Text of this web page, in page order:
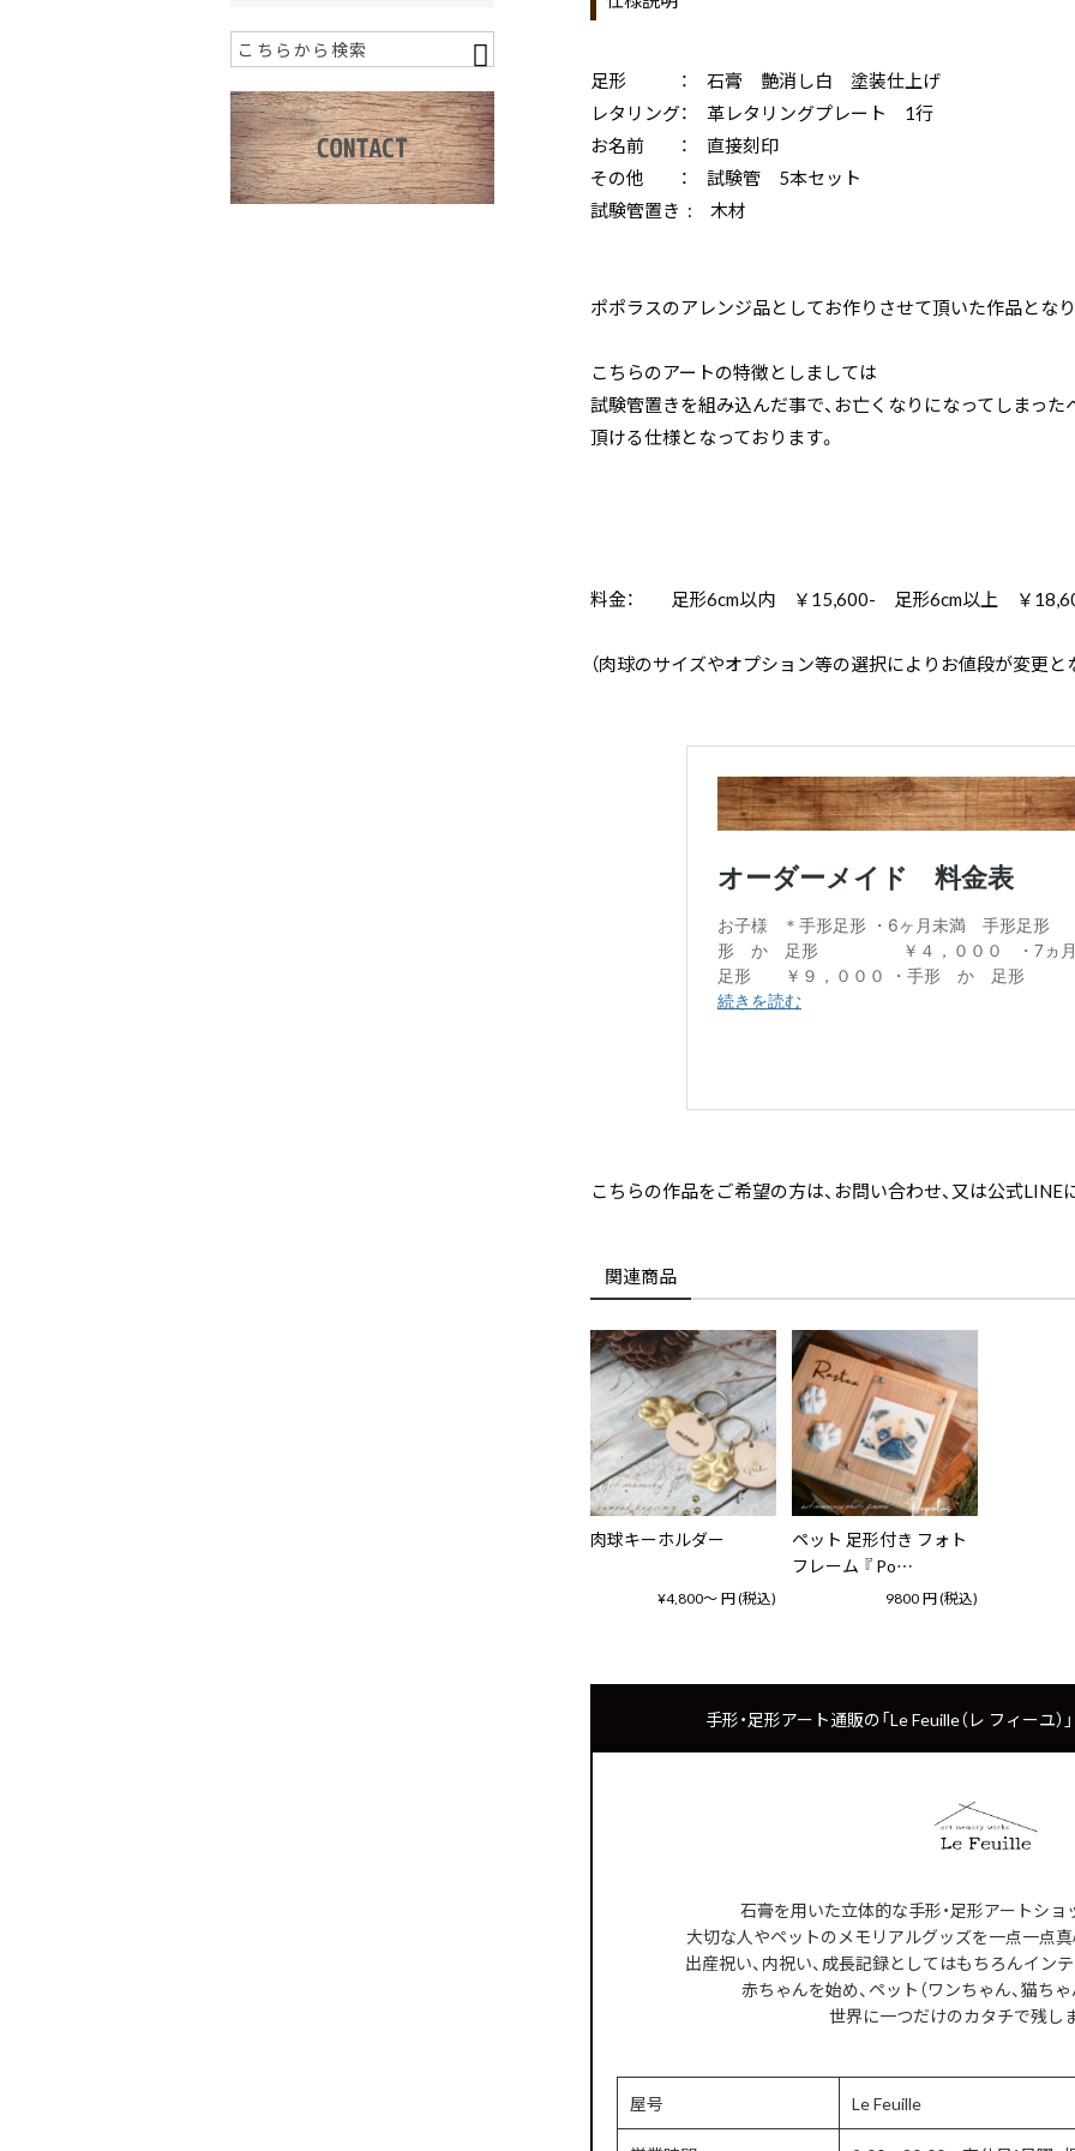
足形 ： 石膏 艶消し白 塗装仕上げ
レタリング： 革レタリングプレート 1行
お名前 ： 直接刻印
その他 ： 試験管 5本セット
試験管置き : 木材
ポポラスのアレンジ品としてお作りさせて頂いた作品となり
こちらのアートの特徴としましては
試験管置きを組み込んだ事で、お亡くなりになってしまっ
頂ける仕様となっております。
料金： 足形6cm以内 ￥15,600- 足形6cm以上 ￥
（肉球のサイズやオプション等の選択によりお値段が変更と
こちらの作品をご希望の方は、お問い合わせ、又は公式LINE
関連商品
肉球キーホルダー
¥4,800〜円(税込)
ペット 足形付き フォト
フレーム 『 Po…
9800円(税込)
手形・足形アート通販の「Le Feuille（レ フィーユ
石膏を用いた立体的な手形・足形アートショ
大切な人やペットのメモリアルグッズを一点一点真
出産祝い、内祝い、成長記録としてはもちろんイン
赤ちゃんを始め、ペット（ワンちゃん、猫ち
世界に一つだけのカタチで残し
屋号 Le Feuille